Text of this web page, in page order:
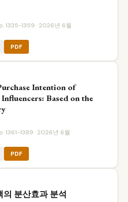
1335-1359 · 2026년 6월
PDF
Intention of
Based on the
1361-1389 · 2026년 6월
PDF
분산효과 분석